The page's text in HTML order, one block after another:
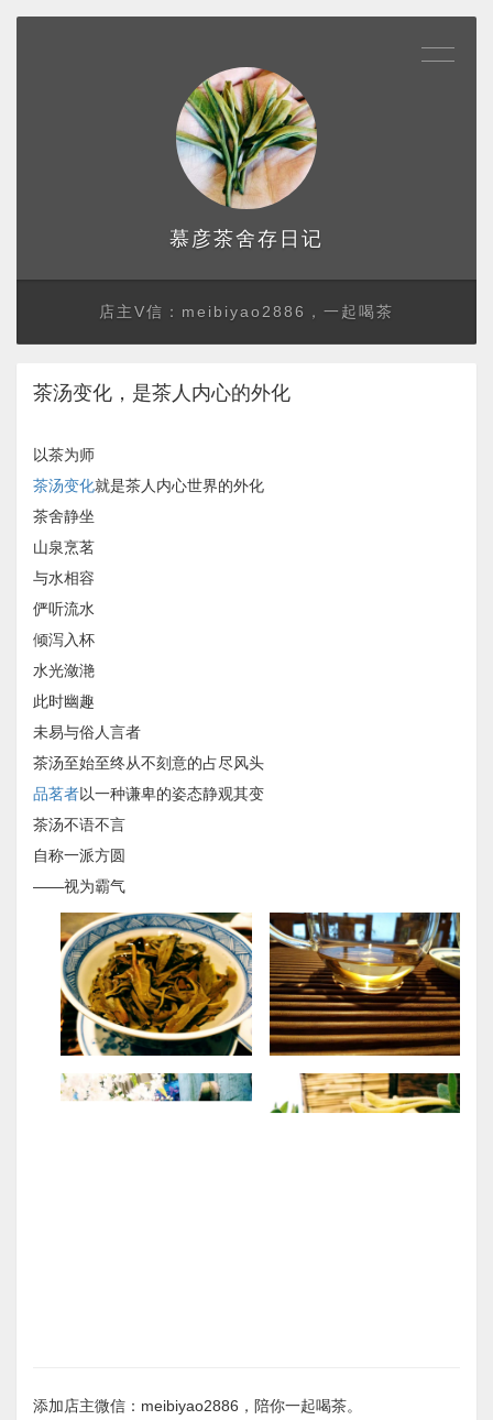
慕彦茶舍存日记
店主V信：meibiyao2886，一起喝茶
茶汤变化，是茶人内心的外化
以茶为师
茶汤变化就是茶人内心世界的外化
茶舍静坐
山泉烹茗
与水相容
俨听流水
倾泻入杯
水光潋滟
此时幽趣
未易与俗人言者
茶汤至始至终从不刻意的占尽风头
品茗者以一种谦卑的姿态静观其变
茶汤不语不言
自称一派方圆
——视为霸气
添加店主微信：meibiyao2886，陪你一起喝茶。